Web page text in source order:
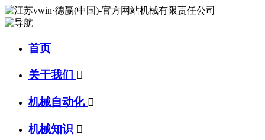
首页
关于我们 
机械自动化 
机械知识 